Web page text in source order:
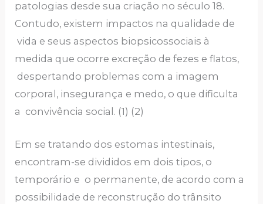
patologias desde sua criação no século 18.
Contudo, existem impactos na qualidade de
vida e seus aspectos biopsicossociais à
medida que ocorre excreção de fezes e flatos,
despertando problemas com a imagem
corporal, insegurança e medo, o que dificulta
a convivência social. (1) (2)
Em se tratando dos estomas intestinais,
encontram-se divididos em dois tipos, o
temporário e o permanente, de acordo com a
possibilidade de reconstrução do trânsito